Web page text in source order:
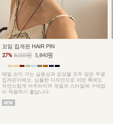
꼬임 집게핀 HAIR PIN
27% 8,000원 5,840원
매일 손이 가는 실용성과 감성을 모두 담은 무광
집게핀이예요. 심플한 디자인으로 어떤 룩에도
자연스럽게 어우러지며 계절과 스타일에 구애없
이 착용하기 좋답니다